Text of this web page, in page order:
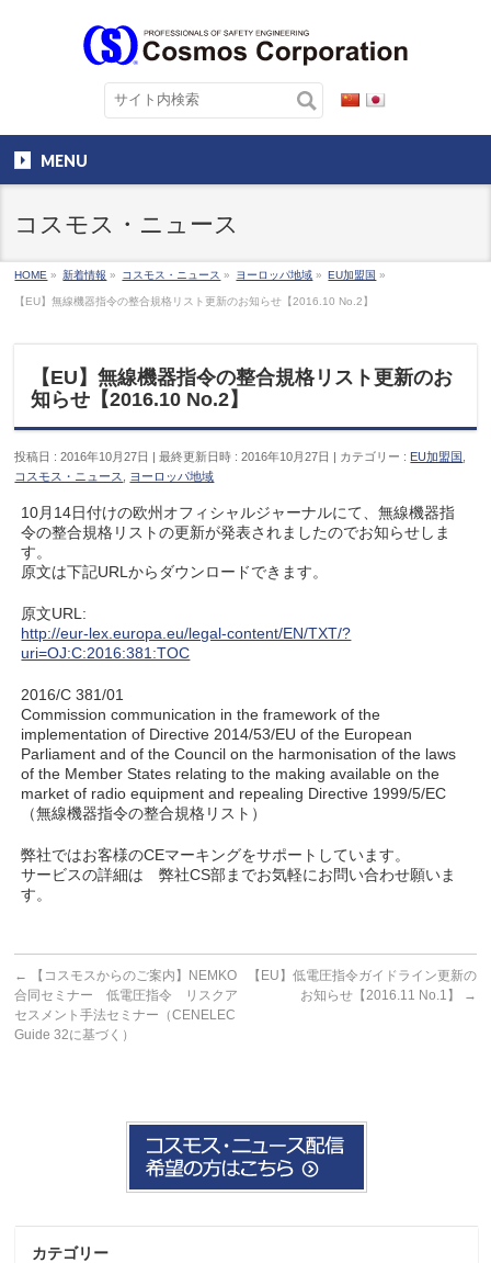
MENU
コスモス・ニュース
HOME » 新着情報 » コスモス・ニュース » ヨーロッパ地域 » EU加盟国 »
【EU】無線機器指令の整合規格リスト更新のお知らせ【2016.10 No.2】
【EU】無線機器指令の整合規格リスト更新のお
知らせ【2016.10 No.2】
投稿日 : 2016年10月27日 最終更新日時 : 2016年10月27日 カテゴリー : EU加盟国
コスモス・ニュース
ヨーロッパ地域
10月14日付けの欧州オフィシャルジャーナルにて、無線機器指
令の整合規格リストの更新が発表されましたのでお知らせしま
す。
原文は下記URLからダウンロードできます。
原文URL:
http://eur-lex.europa.eu/legal-content/EN/TXT/?
uri=OJ:C:2016:381:TOC
2016/C 381/01
Commission communication in the framework of the
implementation of Directive 2014/53/EU of the European
Parliament and of the Council on the harmonisation of the laws
of the Member States relating to the making available on the
market of radio equipment and repealing Directive 1999/5/EC
（無線機器指令の整合規格リスト）
弊社ではお客様のCEマーキングをサポートしています。
サービスの詳細は 弊社CS部までお気軽にお問い合わせ願いま
す。
←
【コスモスからのご案内】NEMKO
合同セミナー 低電圧指令 リスクア
セスメント手法セミナー（CENELEC
Guide 32に基づく）
【EU】低電圧指令ガイドライン更新の
お知らせ【2016.11 No.1】
→
カテゴリー